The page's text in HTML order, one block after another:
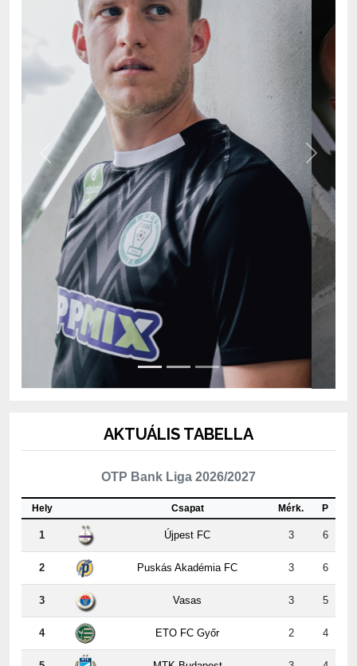
Previous Next
OTP Bank Liga 2026/2027
Csapat
1 Újpest FC 3 6
2 Puskás Akadémia FC 3 6
3 Vasas 3 5
4 ETO FC Győr 2 4
5 MTK Budapest 3 4